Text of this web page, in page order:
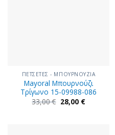
ΠΕΤΣΕΤΕΣ - ΜΠΟΥΡΝΟΥΖΙΑ
Mayoral Μπουρνούζι
Τρίγωνο 15-09988-086
33,00€ Original
price
28,00 €Η
τρέχουσα